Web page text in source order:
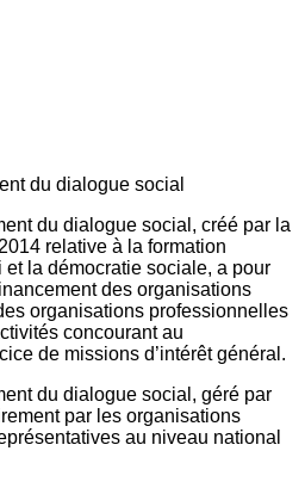
du dialogue social, créé par la
relative à la formation
et la démocratie sociale, a pour
des organisations
organisations professionnelles
concourant au
de missions d’intérêt général.
du dialogue social, géré par
par les organisations
au niveau national